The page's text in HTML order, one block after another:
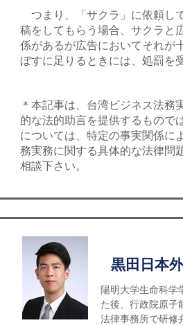
つまり、「サクラ」に依頼し
稿をしてもらう場合、サクラと
係があるが広告においてそれが
ぼすに足りるときには、処罰を
＊本記事は、台湾ビジネス法
的な法的助言を提供するもので
については、特定の事実関係に
務実務に関する具体的な法律問
相談下さい。
黒田日本
陽明大学生命科学
た後、行政院原子
法律事務所で研修